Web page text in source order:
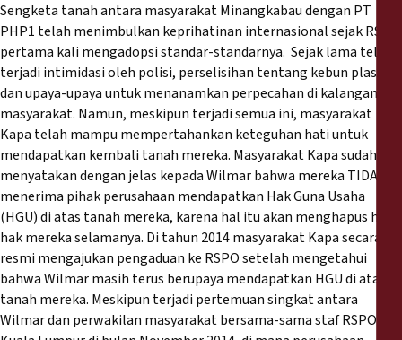
Sengketa tanah antara masyarakat Minangkabau dengan PT
PHP1 telah menimbulkan keprihatinan internasional sejak RSPO
pertama kali mengadopsi standar-standarnya. Sejak lama telah
terjadi intimidasi oleh polisi, perselisihan tentang kebun plasma
dan upaya-upaya untuk menanamkan perpecahan di kalangan
masyarakat. Namun, meskipun terjadi semua ini, masyarakat
Kapa telah mampu mempertahankan keteguhan hati untuk
mendapatkan kembali tanah mereka. Masyarakat Kapa sudah
menyatakan dengan jelas kepada Wilmar bahwa mereka TIDAK
menerima pihak perusahaan mendapatkan Hak Guna Usaha
(HGU) di atas tanah mereka, karena hal itu akan menghapus hak-
hak mereka selamanya. Di tahun 2014 masyarakat Kapa secara
resmi mengajukan pengaduan ke RSPO setelah mengetahui
bahwa Wilmar masih terus berupaya mendapatkan HGU di atas
tanah mereka. Meskipun terjadi pertemuan singkat antara
Wilmar dan perwakilan masyarakat bersama-sama staf RSPO di